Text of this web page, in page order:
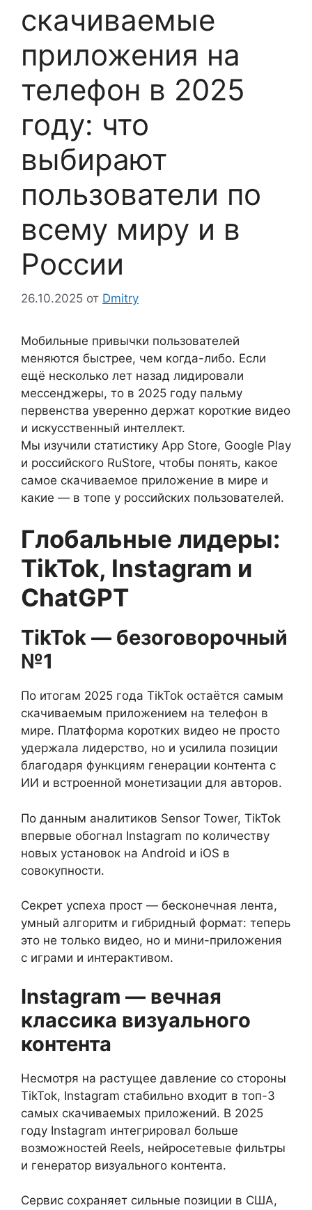
скачиваемые
приложения на
телефон в 2025
году: что
выбирают
пользователи по
всему миру и в
России
26.10.2025 от Dmitry
Мобильные привычки пользователей
меняются быстрее, чем когда-либо. Если
ещё несколько лет назад лидировали
мессенджеры, то в 2025 году пальму
первенства уверенно держат короткие видео
и искусственный интеллект.
Мы изучили статистику App Store, Google Play
и российского RuStore, чтобы понять, какое
самое скачиваемое приложение в мире и
какие — в топе у российских пользователей.
Глобальные лидеры:
TikTok, Instagram и
ChatGPT
TikTok — безоговорочный
№1
По итогам 2025 года TikTok остаётся самым
скачиваемым приложением на телефон в
мире. Платформа коротких видео не просто
удержала лидерство, но и усилила позиции
благодаря функциям генерации контента с
ИИ и встроенной монетизации для авторов.
По данным аналитиков Sensor Tower, TikTok
впервые обогнал Instagram по количеству
новых установок на Android и iOS в
совокупности.
Секрет успеха прост — бесконечная лента,
умный алгоритм и гибридный формат: теперь
это не только видео, но и мини-приложения
с играми и интерактивом.
Instagram — вечная
классика визуального
контента
Несмотря на растущее давление со стороны
TikTok, Instagram стабильно входит в топ-3
самых скачиваемых приложений. В 2025
году Instagram интегрировал больше
возможностей Reels, нейросетевые фильтры
и генератор визуального контента.
Сервис сохраняет сильные позиции в США,